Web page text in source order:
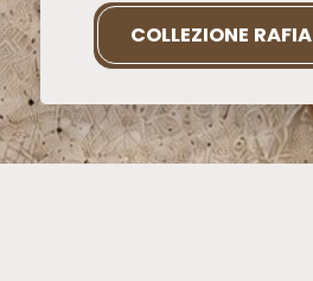
COLLEZIONE RAFIA